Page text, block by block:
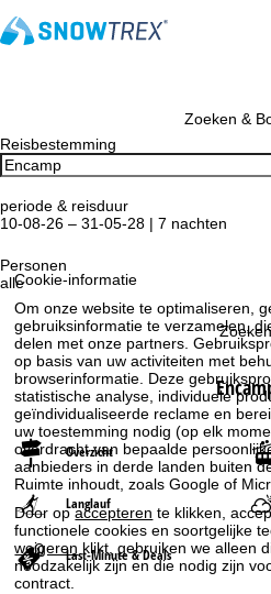
Cookie-informatie
Om onze website te optimaliseren,
gebruiksinformatie te verzamelen,
delen met onze partners.
op basis van uw activiteiten met
browserinformatie. Deze
statistische analyse, individuele
geïndividualiseerde reclame en
uw toestemming nodig (op elk
overdracht van bepaalde
aanbieders in derde landen buiten
Ruimte inhoudt, zoals Google of
Door opaccepteren te klikken,
functionele cookies en soortgelijke
weigeren klikt, gebruiken we alleen
noodzakelijk zijn en die nodig zijn
contract.
Zoeken &
Reisbestemming
periode & reisduur
10-08-26 – 31-05-28 | 7 nachten
Personen
alle
Zoeken
Overzicht
Langlauf
Last-Minute & Deals